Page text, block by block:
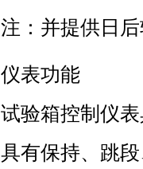
注：并提供日
仪表功能
试验箱控制仪
具有保持、跳